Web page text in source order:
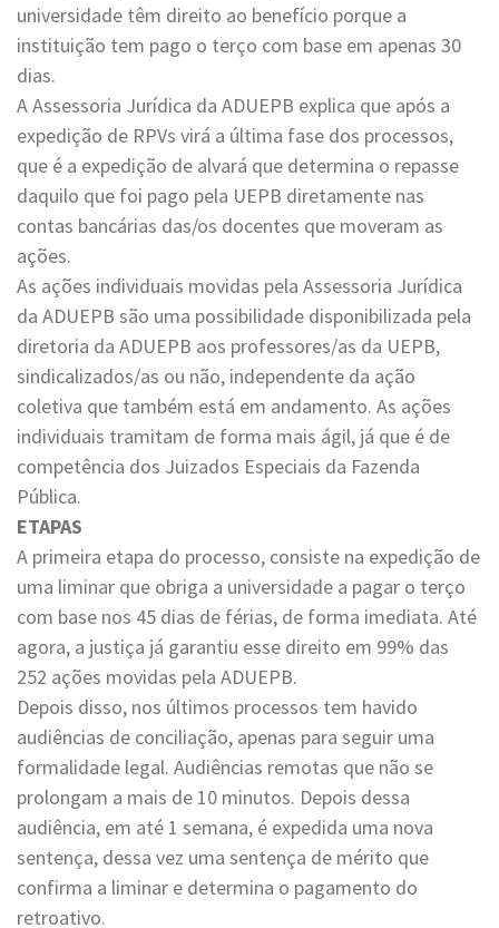
universidade têm direito ao benefício porque a
instituição tem pago o terço com base em apenas 30
dias.
A Assessoria Jurídica da ADUEPB explica que após a
expedição de RPVs virá a última fase dos processos,
que é a expedição de alvará que determina o repasse
daquilo que foi pago pela UEPB diretamente nas
contas bancárias das/os docentes que moveram as
ações.
As ações individuais movidas pela Assessoria Jurídica
da ADUEPB são uma possibilidade disponibilizada pela
diretoria da ADUEPB aos professores/as da UEPB,
sindicalizados/as ou não, independente da ação
coletiva que também está em andamento. As ações
individuais tramitam de forma mais ágil, já que é de
competência dos Juizados Especiais da Fazenda
Pública.
ETAPAS
A primeira etapa do processo, consiste na expedição de
uma liminar que obriga a universidade a pagar o terço
com base nos 45 dias de férias, de forma imediata. Até
agora, a justiça já garantiu esse direito em 99% das
252 ações movidas pela ADUEPB.
Depois disso, nos últimos processos tem havido
audiências de conciliação, apenas para seguir uma
formalidade legal. Audiências remotas que não se
prolongam a mais de 10 minutos. Depois dessa
audiência, em até 1 semana, é expedida uma nova
sentença, dessa vez uma sentença de mérito que
confirma a liminar e determina o pagamento do
retroativo.